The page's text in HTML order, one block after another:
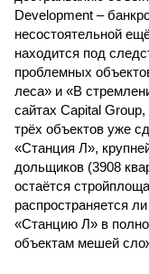
Development –
несостоятельной
находится под
проблемных
леса» и «В
сайтах Capital
трёх объектов уже
«Станция Л»,
дольщиков (3908
остаётся
распространяется
«Станцию Л» в
объектам мешей